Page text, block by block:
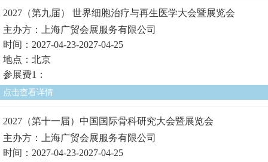
2027（第九届） 世界细胞治疗与再生医学大会暨展览会
主办方：上海广贸会展服务有限公司
时间：2027-04-23-2027-04-25
地点：北京
参展费1：
点击查看详情
2027（第十一届）中国国际骨科研究大会暨展览会
主办方：上海广贸会展服务有限公司
时间：2027-04-23-2027-04-25